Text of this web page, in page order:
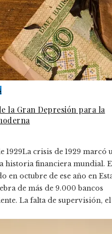
la Gran Depresión para la
1929La crisis de 1929 marcó
historia financiera mundial.
en octubre de ese año en
de más de 9.000 bancos
La falta de supervisión, el